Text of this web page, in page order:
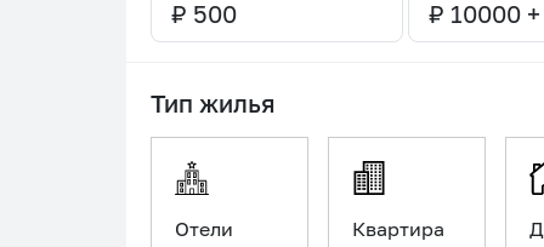
Тип жилья
Отели Квартира